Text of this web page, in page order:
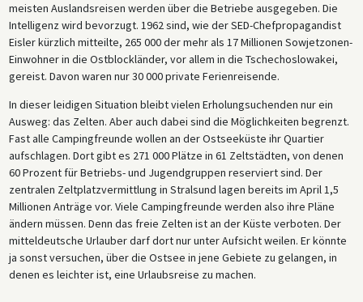
meisten Auslandsreisen werden über die Betriebe ausgegeben. Die
Intelligenz wird bevorzugt. 1962 sind, wie der SED-Chefpropagandist
Eisler kürzlich mitteilte, 265 000 der mehr als 17 Millionen Sowjetzonen-
Einwohner in die Ostblockländer, vor allem in die Tschechoslowakei,
gereist. Davon waren nur 30 000 private Ferienreisende.
In dieser leidigen Situation bleibt vielen Erholungsuchenden nur ein
Ausweg: das Zelten. Aber auch dabei sind die Möglichkeiten begrenzt.
Fast alle Campingfreunde wollen an der Ostseeküste ihr Quartier
aufschlagen. Dort gibt es 271 000 Plätze in 61 Zeltstädten, von denen
60 Prozent für Betriebs- und Jugendgruppen reserviert sind. Der
zentralen Zeltplatzvermittlung in Stralsund lagen bereits im April 1,5
Millionen Anträge vor. Viele Campingfreunde werden also ihre Pläne
ändern müssen. Denn das freie Zelten ist an der Küste verboten. Der
mitteldeutsche Urlauber darf dort nur unter Aufsicht weilen. Er könnte
ja sonst versuchen, über die Ostsee in jene Gebiete zu gelangen, in
denen es leichter ist, eine Urlaubsreise zu machen.